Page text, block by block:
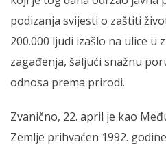
podizanja svijesti o zaštiti
200.000 ljudi izašlo na ulice
zagađenja, šaljući snažnu
odnosa prema prirodi.
Zvanično, 22. april je kao
Zemlje prihvaćen 1992.